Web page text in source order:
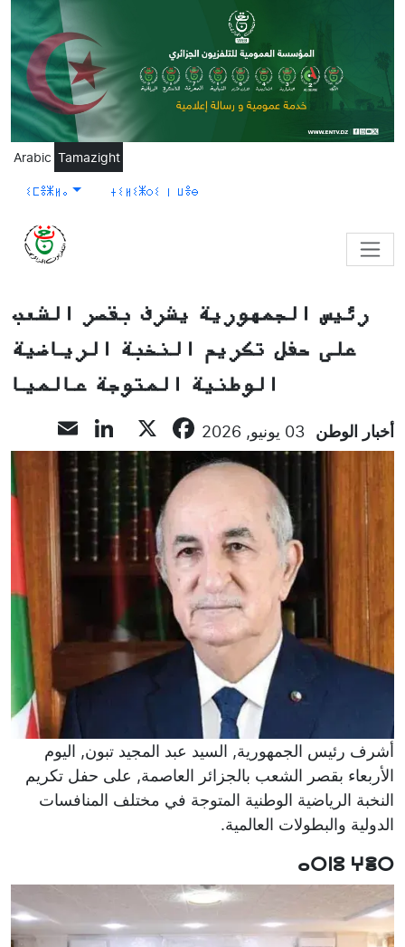
Skip to main content
Arabic Tamazight
ⵉⵎⴻⵥⵍⴰ ⵜⵉⵍⵉⵥⵔⵉ ⵏ ⵡⴻⴱ
رئيس الجمهورية يشرف بقصر الشعب
على حفل تكريم النخبة الرياضية
الوطنية المتوجة عالميا
أخبار الوطن 03 يونيو, 2026 Facebook
أشرف رئيس الجمهورية, السيد عبد المجيد تبون, اليوم
الأربعاء بقصر الشعب بالجزائر العاصمة, على حفل تكريم
النخبة الرياضية الوطنية المتوجة في مختلف المنافسات
الدولية والبطولات العالمية.
ⴰⵔⵏⵓ ⵖⴻⵔ